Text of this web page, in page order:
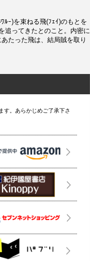
ﾙｰ)を束ねる飛(ﾌｪｲ)のもとを
追ってきたとのこと。内密に
たった飛は、結局賊を取り
す。あらかじめご了承下さ